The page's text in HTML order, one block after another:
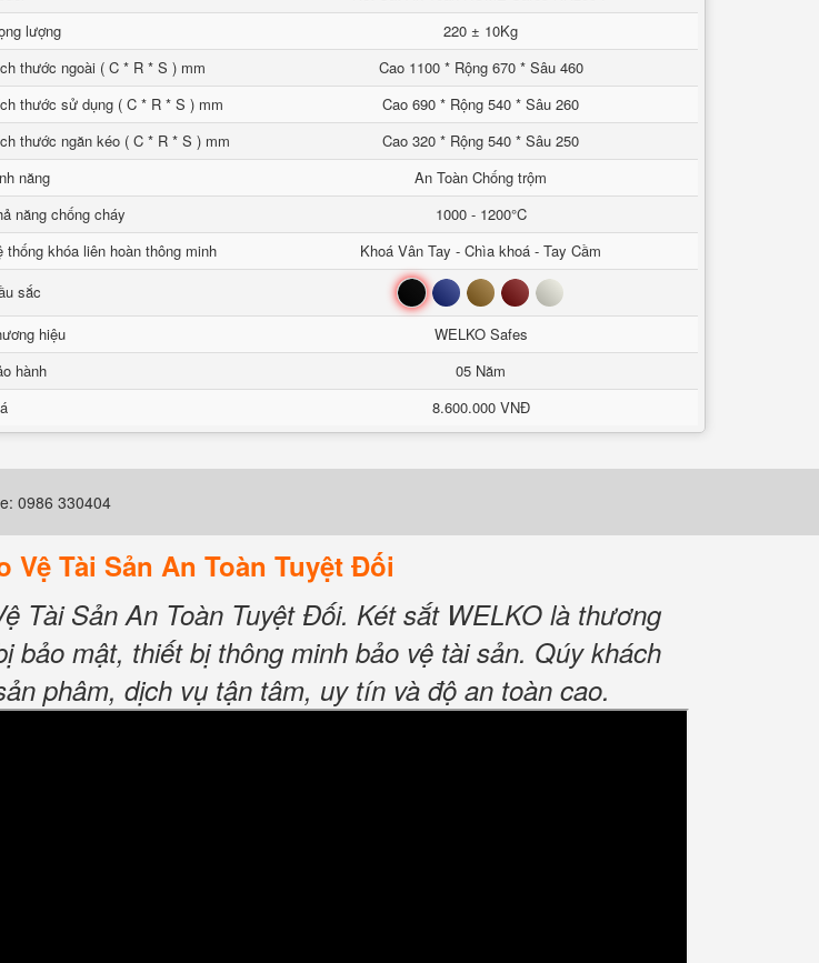
lượng
220 ± 10Kg
thước ngoài ( C * R * S ) mm
Cao 1100 * Rộng 670 * Sâu 460
thước sử dụng ( C * R * S ) mm
Cao 690 * Rộng 540 * Sâu 260
thước ngăn kéo ( C * R * S ) mm
Cao 320 * Rộng 540 * Sâu 250
năng
An Toàn Chống trộm
năng chống cháy
1000 - 1200°C
thống khóa liên hoàn thông minh
Khoá Vân Tay - Chìa khoá - Tay Cầm
sắc
Đen Xanh Nâu Đỏ Trắng
hiệu
WELKO Safes
hành
05 Năm
8.600.000 VNĐ
0986 330404
Vệ Tài Sản An Toàn Tuyệt Đối
Tài Sản An Toàn Tuyệt Đối. Két sắt WELKO là thương
mật, thiết bị thông minh bảo vệ tài sản. Qúy khách
phâm, dịch vụ tận tâm, uy tín và độ an toàn cao.